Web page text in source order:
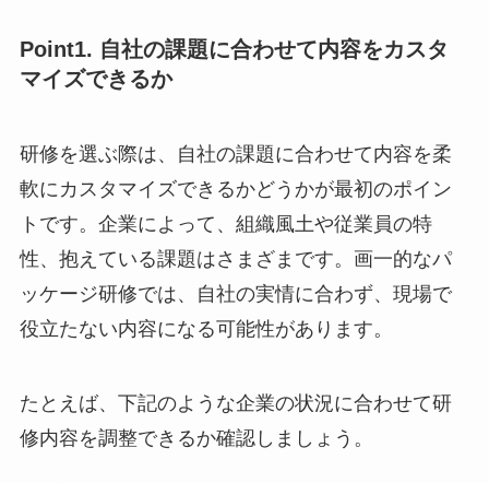
Point1. 自社の課題に合わせて内容をカスタ
研修を選ぶ際は、自社の課題に合わせて内容を柔
軟にカスタマイズできるかどうかが最初のポイン
トです。企業によって、組織風土や従業員の特
性、抱えている課題はさまざまです。画一的なパ
ッケージ研修では、自社の実情に合わず、現場で
たとえば、下記のような企業の状況に合わせて研
修内容を調整できるか確認しましょう。